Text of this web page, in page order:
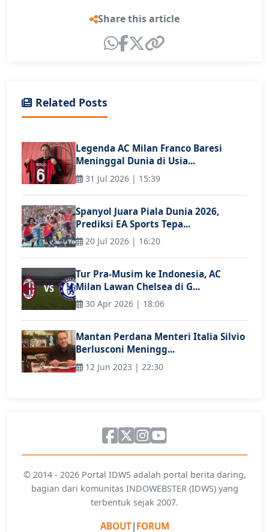
Share this article
Related Posts
Legenda AC Milan Franco Baresi
Meninggal Dunia di Usia...
31 Jul 2026 | 15:39
Spanyol Juara Piala Dunia 2026,
Prediksi EA Sports Tepa...
20 Jul 2026 | 16:20
Tur Pra-Musim ke Indonesia, AC
Milan Lawan Chelsea di G...
30 Apr 2026 | 18:06
Mantan Perdana Menteri Italia Silvio
Berlusconi Meningg...
12 Jun 2023 | 22:30
© 2014 - 2026 Portal IDWS adalah portal berita daring,
bagian dari komunitas INDOWEBSTER (IDWS) yang
terbentuk sejak 2007.
ABOUT| FORUM